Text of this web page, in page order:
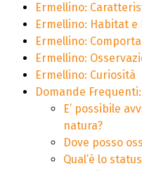
Ermellino:
Ermellino: Habitat
Ermellino:
Ermellino:
Ermellino: Curiosità
Domande Frequenti:
E’ possibile
natura?
Dove posso
Qual’è lo